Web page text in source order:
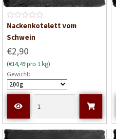
B
e
e
r
t
e
t
t
0
Nackenkotelett vom
Schwein
€2,90
(€14,49 pro 1 kg)
Gewicht: